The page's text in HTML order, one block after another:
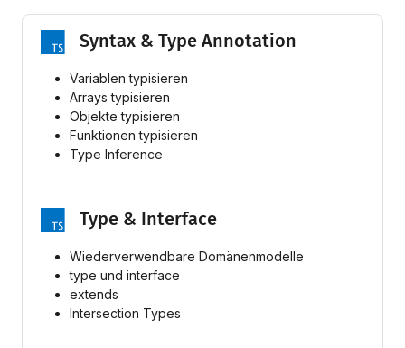
Syntax & Type Annotation
Variablen typisieren
Arrays typisieren
Objekte typisieren
Funktionen typisieren
Type Inference
Type & Interface
Wiederverwendbare Domänenmodelle
type und interface
extends
Intersection Types